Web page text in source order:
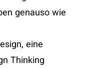
genauso wie
eine
Thinking